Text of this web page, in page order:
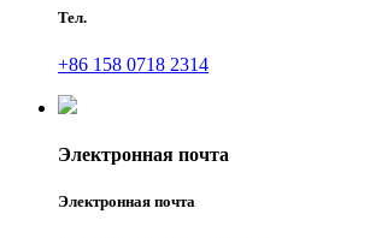
Тел.
+86 158 0718 2314
Электронная почта
Электронная почта